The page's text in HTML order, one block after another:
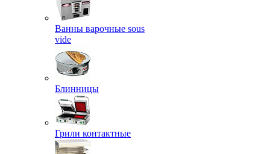
Ванны варочные sous
vide
Блинницы
Грили контактные